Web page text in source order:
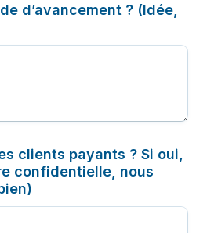
d’avancement ? (Idée,
clients payants ? Si oui,
confidentielle, nous